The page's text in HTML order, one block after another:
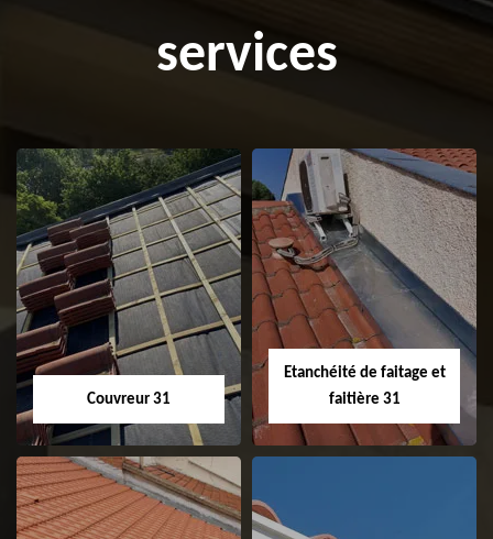
services
Couvreur 31
Etanchéité de faitage et
faitière 31